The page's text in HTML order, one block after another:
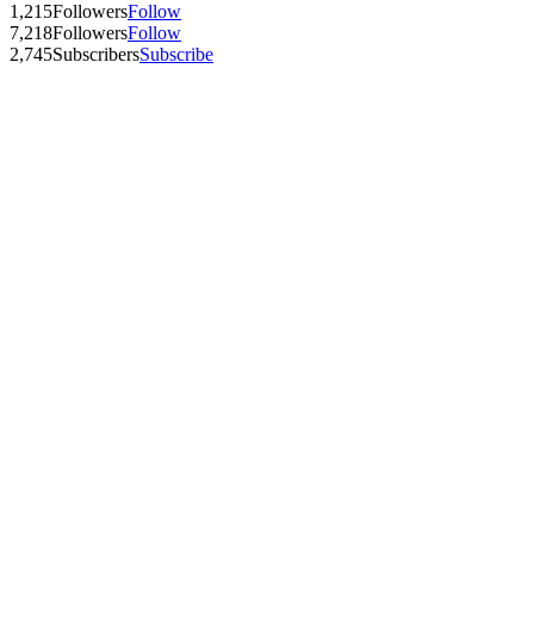
1,215FollowersFollow
7,218FollowersFollow
2,745SubscribersSubscribe